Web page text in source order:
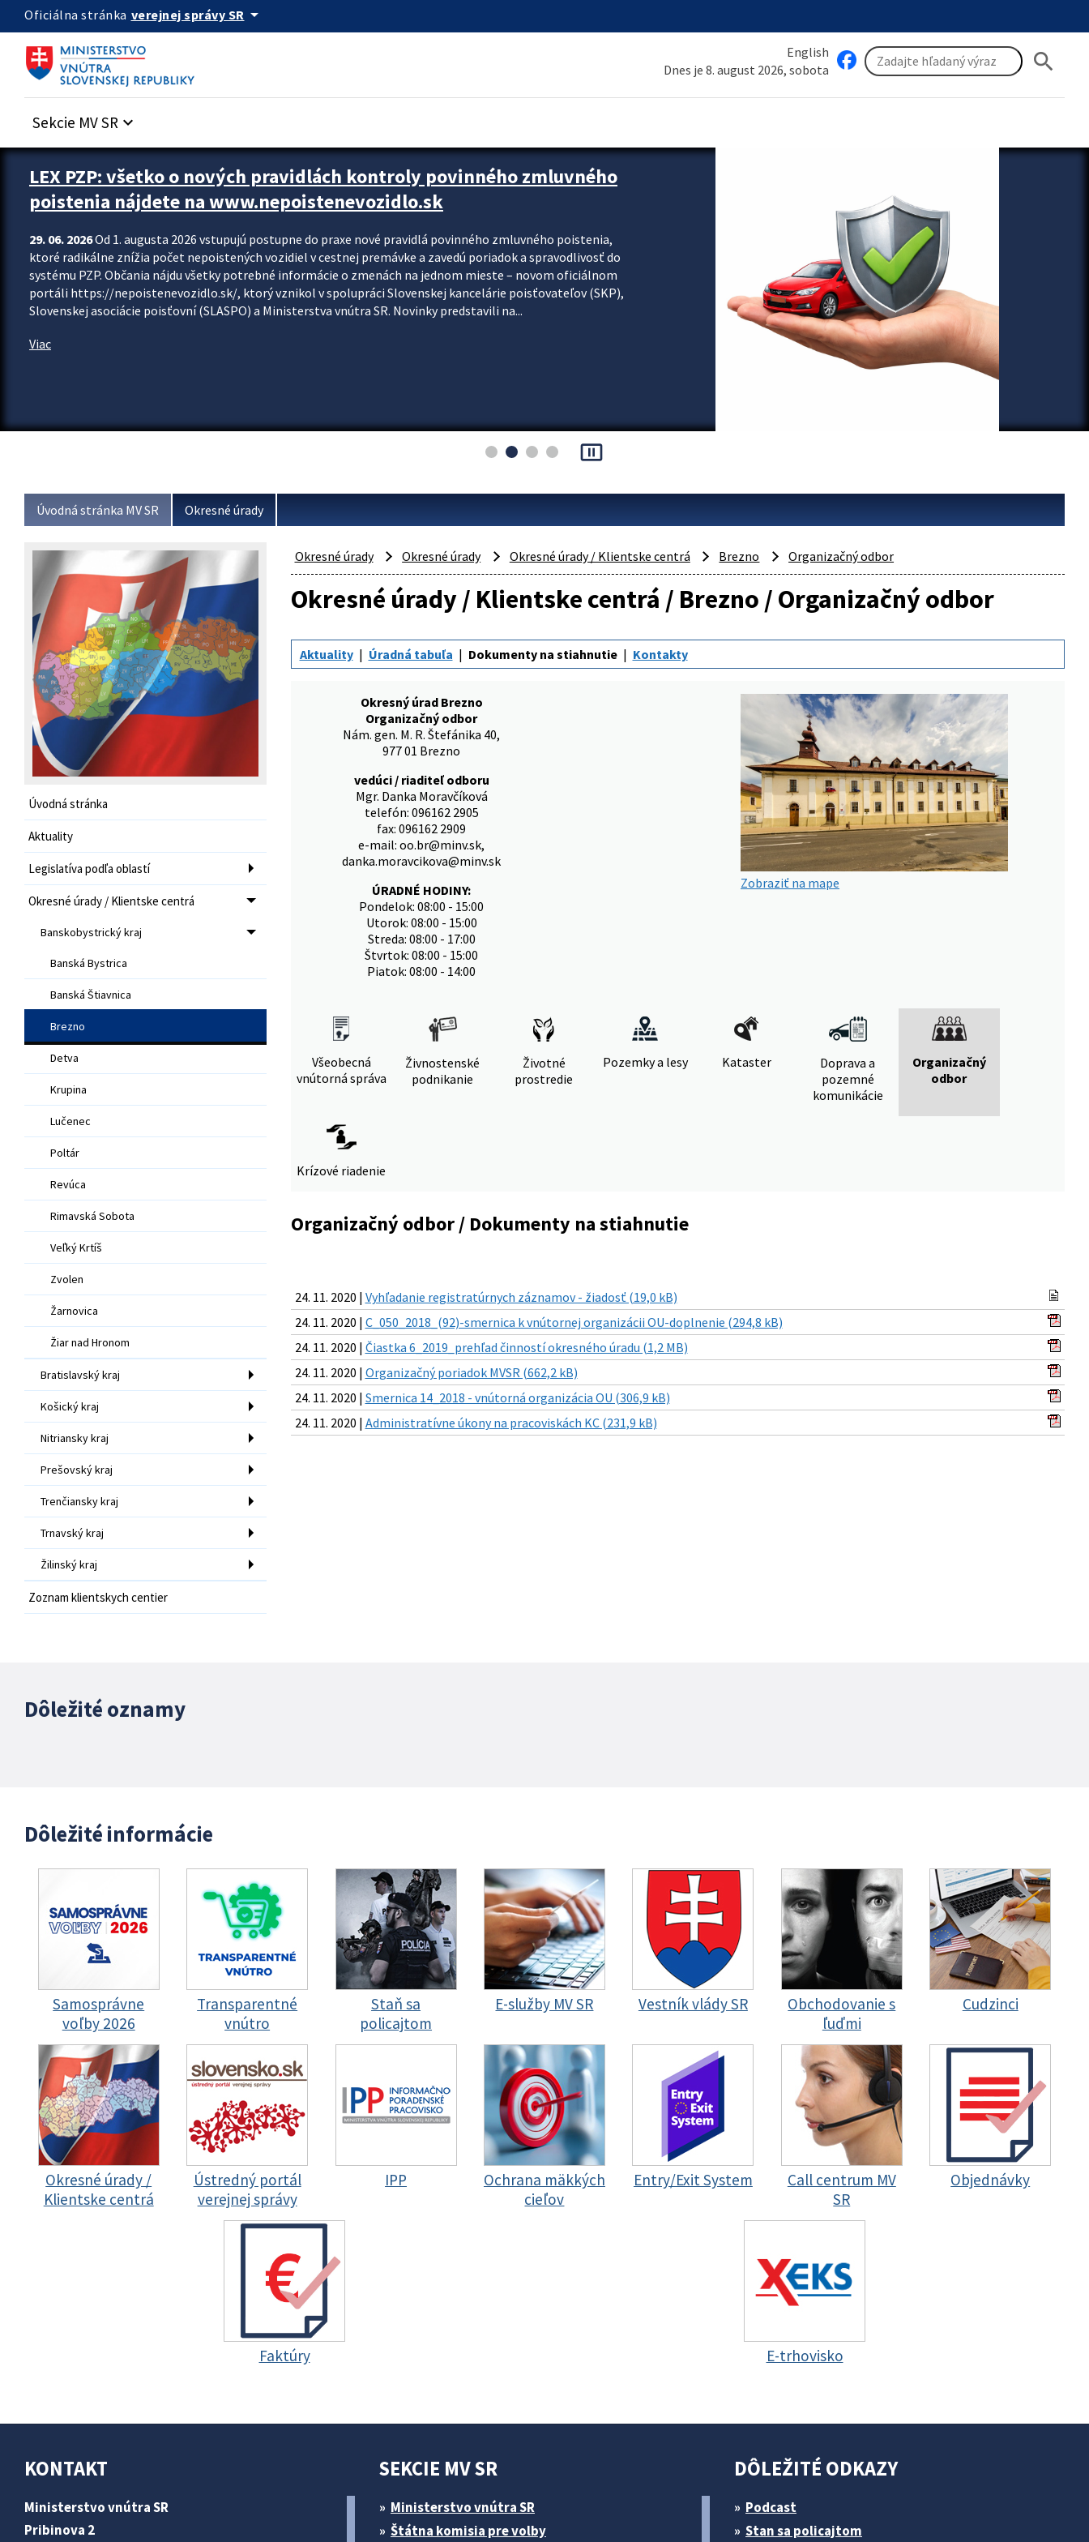
Preskocit na hlavný obsah
Oficiálna stránka verejnej správy SR arrow_drop_down
English
Dnes je 8. august 2026, sobota
search
Sekcie MV SR keyboard_arrow_down
Zastavit automatický posun upútavok
LEX PZP: všetko o nových pravidlách kontroly povinného zmluvného
poistenia nájdete na www.nepoistenevozidlo.sk
29. 06. 2026Od 1. augusta 2026 vstupujú postupne do praxe nové pravidlá povinného zmluvného poistenia,
ktoré radikálne znížia počet nepoistených vozidiel v cestnej premávke a zavedú poriadok a spravodlivosť do
systému PZP. Občania nájdu všetky potrebné informácie o zmenách na jednom mieste – novom oficiálnom
portáli https://nepoistenevozidlo.sk/, ktorý vznikol v spolupráci Slovenskej kancelárie poisťovateľov (SKP),
Slovenskej asociácie poisťovní (SLASPO) a Ministerstva vnútra SR. Novinky predstavili na...
Viac
pause_presentation
Úvodná stránka MV SR Okresné úrady
Úvodná stránka
Aktuality
Legislatíva podľa oblastí
Okresné úrady / Klientske centrá
Banskobystrický kraj
Banská Bystrica
Banská Štiavnica
Brezno
Detva
Krupina
Lučenec
Poltár
Revúca
Rimavská Sobota
Veľký Krtíš
Zvolen
Žarnovica
Žiar nad Hronom
Bratislavský kraj
Košický kraj
Nitriansky kraj
Prešovský kraj
Trenčiansky kraj
Trnavský kraj
Žilinský kraj
Zoznam klientskych centier
Okresné úrady Okresné úrady Okresné úrady / Klientske centrá Brezno Organizačný odbor
Okresné úrady / Klientske centrá / Brezno / Organizačný odbor
Aktuality Úradná tabuľa Dokumenty na stiahnutie Kontakty
Okresný úrad Brezno
Organizačný odbor
Nám. gen. M. R. Štefánika 40,
977 01 Brezno
vedúci / riaditeľ odboru
Mgr. Danka Moravčíková
telefón: 096162 2905
fax: 096162 2909
e-mail: oo.br@minv.sk,
danka.moravcikova@minv.sk
ÚRADNÉ HODINY:
Pondelok: 08:00 - 15:00
Utorok: 08:00 - 15:00
Streda: 08:00 - 17:00
Štvrtok: 08:00 - 15:00
Piatok: 08:00 - 14:00
Zobraziť na mape
Všeobecná
vnútorná správa
Živnostenské
podnikanie
Životné
prostredie
Pozemky a lesy Kataster
Doprava a
pozemné
komunikácie
Organizačný
odbor
Krízové riadenie
Organizačný odbor / Dokumenty na stiahnutie
24. 11. 2020 | Vyhľadanie registratúrnych záznamov - žiadosť (19,0 kB)
24. 11. 2020 | C_050_2018_(92)-smernica k vnútornej organizácii OU-doplnenie (294,8 kB)
24. 11. 2020 | Čiastka 6_2019_prehľad činností okresného úradu (1,2 MB)
24. 11. 2020 | Organizačný poriadok MVSR (662,2 kB)
24. 11. 2020 | Smernica 14_2018 - vnútorná organizácia OU (306,9 kB)
24. 11. 2020 | Administratívne úkony na pracoviskách KC (231,9 kB)
Dôležité oznamy
Dôležité informácie
Samosprávne
voľby 2026
Transparentné
vnútro
Staň sa
policajtom
E-služby MV SR Vestník vlády SR
Obchodovanie s
ľuďmi
Cudzinci
Okresné úrady /
Klientske centrá
Ústredný portál
verejnej správy
IPP
Ochrana mäkkých
cieľov
Entry/Exit System
Call centrum MV
SR
Objednávky
Faktúry E-trhovisko
KONTAKT
Ministerstvo vnútra SR
Pribinova 2
SEKCIE MV SR
Ministerstvo vnútra SR
Štátna komisia pre volby
DÔLEŽITÉ ODKAZY
Podcast
Stan sa policajtom